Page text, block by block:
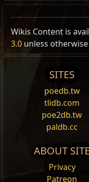
Wikis Content is
3.0 unless
SITES
poedb.tw
tlidb.com
poe2db.tw
paldb.cc
ABOUT SITE
Privacy
Patreon